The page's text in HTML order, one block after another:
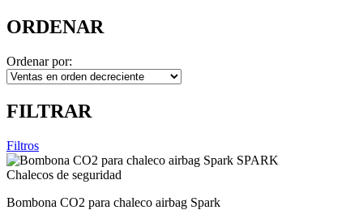
ORDENAR
Ordenar por:
FILTRAR
Filtros
Chalecos de seguridad
Bombona CO2 para chaleco airbag Spark